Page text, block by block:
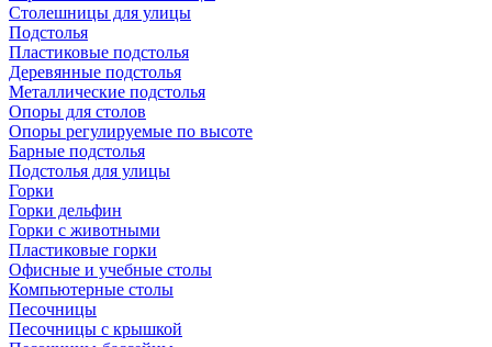
Столешницы для улицы
Подстолья
Пластиковые подстолья
Деревянные подстолья
Металлические подстолья
Опоры для столов
Опоры регулируемые по высоте
Барные подстолья
Подстолья для улицы
Горки
Горки дельфин
Горки с животными
Пластиковые горки
Офисные и учебные столы
Компьютерные столы
Песочницы
Песочницы с крышкой